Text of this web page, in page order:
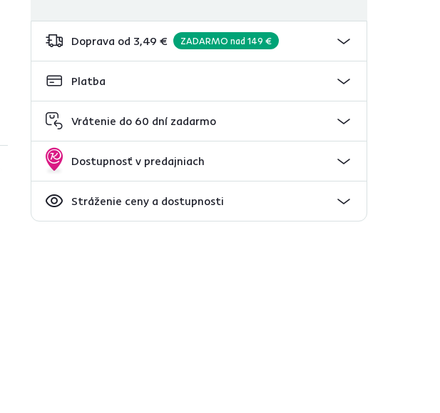
Doprava od 3,49 € ZADARMO nad 149 €
Platba
Vrátenie do 60 dní zadarmo
Dostupnosť v predajniach
Stráženie ceny a dostupnosti